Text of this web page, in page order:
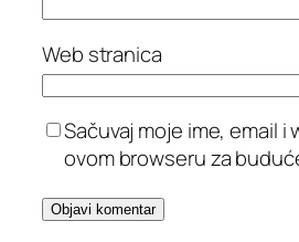
Web stranica
Sačuvaj moje ime, email i
ovom browseru za